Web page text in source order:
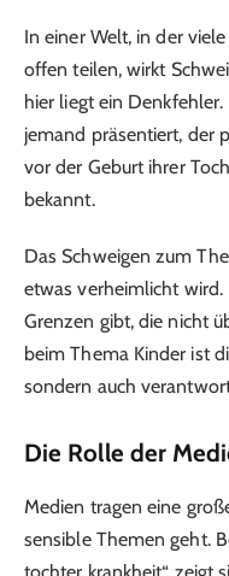
In einer Welt, in der
offen teilen, wirkt
hier liegt ein
jemand präsentiert, der
vor der Geburt ihrer
bekannt.
Das Schweigen zum
etwas verheimlicht wird.
Grenzen gibt, die nicht
beim Thema Kinder ist
sondern auch
Die Rolle der
Medien tragen eine
sensible Themen geht.